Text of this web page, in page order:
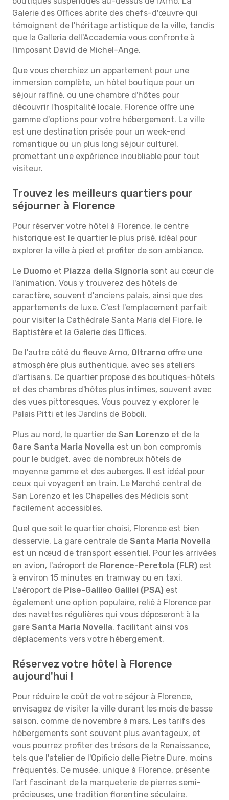
Galerie des Offices abrite des chefs-d'œuvre qui
témoignent de l'héritage artistique de la ville, tandis
que la Galleria dell'Accademia vous confronte à
l'imposant David de Michel-Ange.
Que vous cherchiez un appartement pour une
immersion complète, un hôtel boutique pour un
séjour raffiné, ou une chambre d'hôtes pour
découvrir l'hospitalité locale, Florence offre une
gamme d'options pour votre hébergement. La ville
est une destination prisée pour un week-end
romantique ou un plus long séjour culturel,
promettant une expérience inoubliable pour tout
visiteur.
Trouvez les meilleurs quartiers pour
séjourner à Florence
Pour réserver votre hôtel à Florence, le centre
historique est le quartier le plus prisé, idéal pour
explorer la ville à pied et profiter de son ambiance.
Le Duomo et Piazza della Signoria sont au cœur de
l'animation. Vous y trouverez des hôtels de
caractère, souvent d'anciens palais, ainsi que des
appartements de luxe. C'est l'emplacement parfait
pour visiter la Cathédrale Santa Maria del Fiore, le
Baptistère et la Galerie des Offices.
De l'autre côté du fleuve Arno, Oltrarno offre une
atmosphère plus authentique, avec ses ateliers
d'artisans. Ce quartier propose des boutiques-hôtels
et des chambres d'hôtes plus intimes, souvent avec
des vues pittoresques. Vous pouvez y explorer le
Palais Pitti et les Jardins de Boboli.
Plus au nord, le quartier de San Lorenzo et de la
Gare Santa Maria Novella est un bon compromis
pour le budget, avec de nombreux hôtels de
moyenne gamme et des auberges. Il est idéal pour
ceux qui voyagent en train. Le Marché central de
San Lorenzo et les Chapelles des Médicis sont
facilement accessibles.
Quel que soit le quartier choisi, Florence est bien
desservie. La gare centrale de Santa Maria Novella
est un nœud de transport essentiel. Pour les arrivées
en avion, l'aéroport de Florence-Peretola (FLR) est
à environ 15 minutes en tramway ou en taxi.
L'aéroport de Pise-Galileo Galilei (PSA) est
également une option populaire, relié à Florence par
des navettes régulières qui vous déposeront à la
gare Santa Maria Novella, facilitant ainsi vos
déplacements vers votre hébergement.
Réservez votre hôtel à Florence
aujourd'hui !
Pour réduire le coût de votre séjour à Florence,
envisagez de visiter la ville durant les mois de basse
saison, comme de novembre à mars. Les tarifs des
hébergements sont souvent plus avantageux, et
vous pourrez profiter des trésors de la Renaissance,
tels que l'atelier de l'Opificio delle Pietre Dure, moins
fréquentés. Ce musée, unique à Florence, présente
l'art fascinant de la marqueterie de pierres semi-
précieuses, une tradition florentine séculaire.